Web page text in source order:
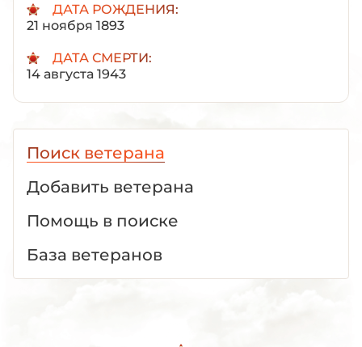
ДАТА РОЖДЕНИЯ:
21 ноября 1893
ДАТА СМЕРТИ:
14 августа 1943
Поиск ветерана
Добавить ветерана
Помощь в поиске
База ветеранов